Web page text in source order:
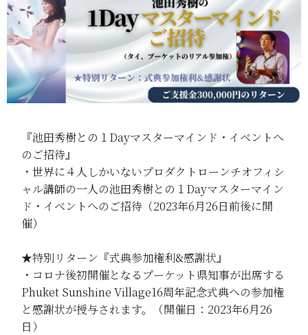
『池田秀樹との１Dayマスターマインド・イベントへ
のご招待』
・世界に４人しかいないプロダクトローンチオフィシ
ャル講師の一人の池田秀樹との１Dayマスターマイン
ド・イベントへのご招待（2023年6月26日前後に開
催）
★特別リターン『式典参加権利&感謝状』
・コロナ後初開催となるプーケット県知事が出席する
Phuket Sunshine Village16周年記念式典への参加権
と感謝状が授与されます。（開催日：2023年6月26
日）